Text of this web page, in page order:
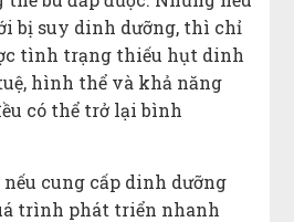
bị suy dinh dưỡng, thì chỉ
tình trạng thiếu hụt dinh
hình thể và khả năng
có thể trở lại bình
cung cấp dinh dưỡng
trình phát triển nhanh